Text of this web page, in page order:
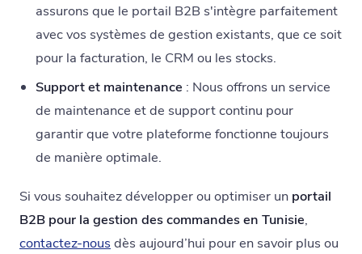
assurons que le portail B2B s'intègre parfaitement
avec vos systèmes de gestion existants, que ce soit
pour la facturation, le CRM ou les stocks.
Support et maintenance : Nous offrons un service
de maintenance et de support continu pour
garantir que votre plateforme fonctionne toujours
de manière optimale.
Si vous souhaitez développer ou optimiser un portail
B2B pour la gestion des commandes en Tunisie,
contactez-nous dès aujourd’hui pour en savoir plus ou